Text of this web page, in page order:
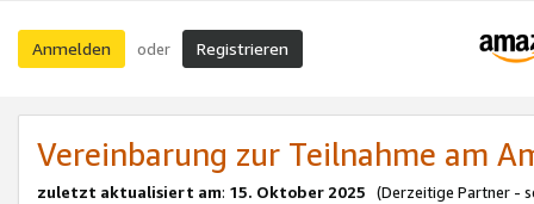
Anmelden oder Registrieren
Vereinbarung zur Teilnahme am
zuletzt aktualisiert am: 15. Oktober 2025 (Derzeitige Partner -